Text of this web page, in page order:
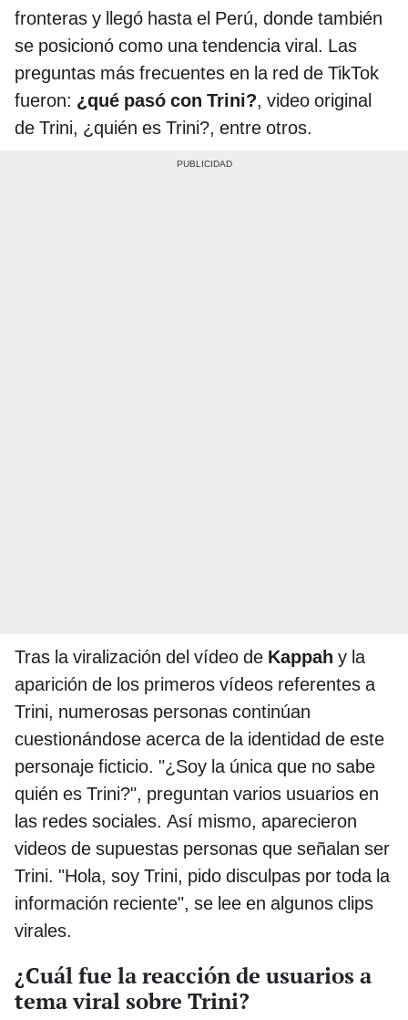
fronteras y llegó hasta el Perú, donde también
se posicionó como una tendencia viral. Las
preguntas más frecuentes en la red de TikTok
fueron: ¿qué pasó con Trini?, video original
de Trini, ¿quién es Trini?, entre otros.
Tras la viralización del vídeo de Kappah y la
aparición de los primeros vídeos referentes a
Trini, numerosas personas continúan
cuestionándose acerca de la identidad de este
personaje ficticio. "¿Soy la única que no sabe
quién es Trini?", preguntan varios usuarios en
las redes sociales. Así mismo, aparecieron
videos de supuestas personas que señalan ser
Trini. "Hola, soy Trini, pido disculpas por toda la
información reciente", se lee en algunos clips
virales.
¿Cuál fue la reacción de usuarios a
tema viral sobre Trini?